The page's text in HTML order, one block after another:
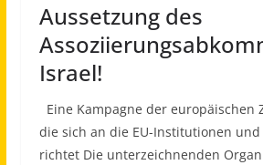
Aussetzung des
Israel!
Eine Kampagne der europäischen
die sich an die EU-Institutionen
richtet Die unterzeichnenden